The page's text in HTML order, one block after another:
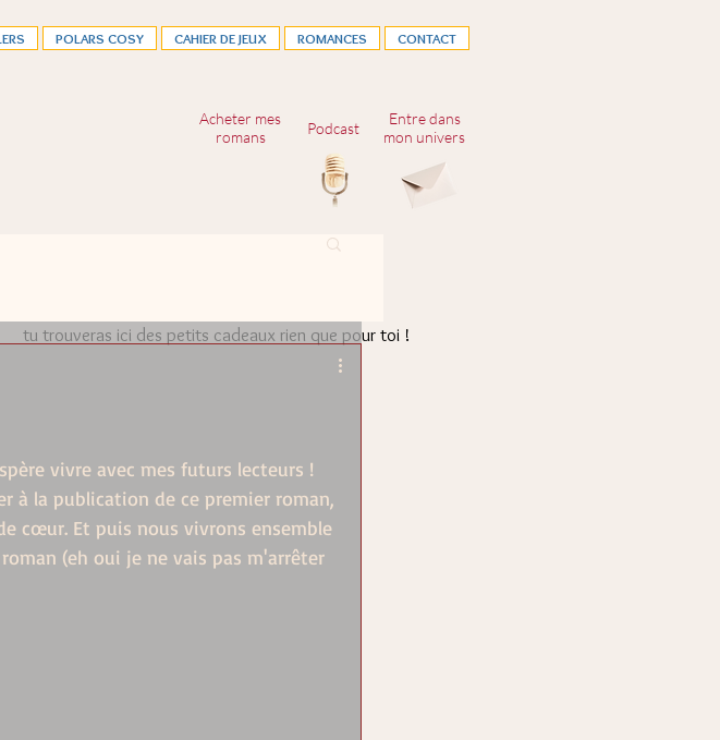
POLARS COSY CAHIER DE JEUX ROMANCES CONTACT
Acheter mes
romans
Podcast
Entre dans
mon univers
tu trouveras ici des petits cadeaux rien que pour toi !
vivre avec mes futurs lecteurs !
à la publication de ce premier roman,
cœur. Et puis nous vivrons ensemble
(eh oui je ne vais pas m'arrêter